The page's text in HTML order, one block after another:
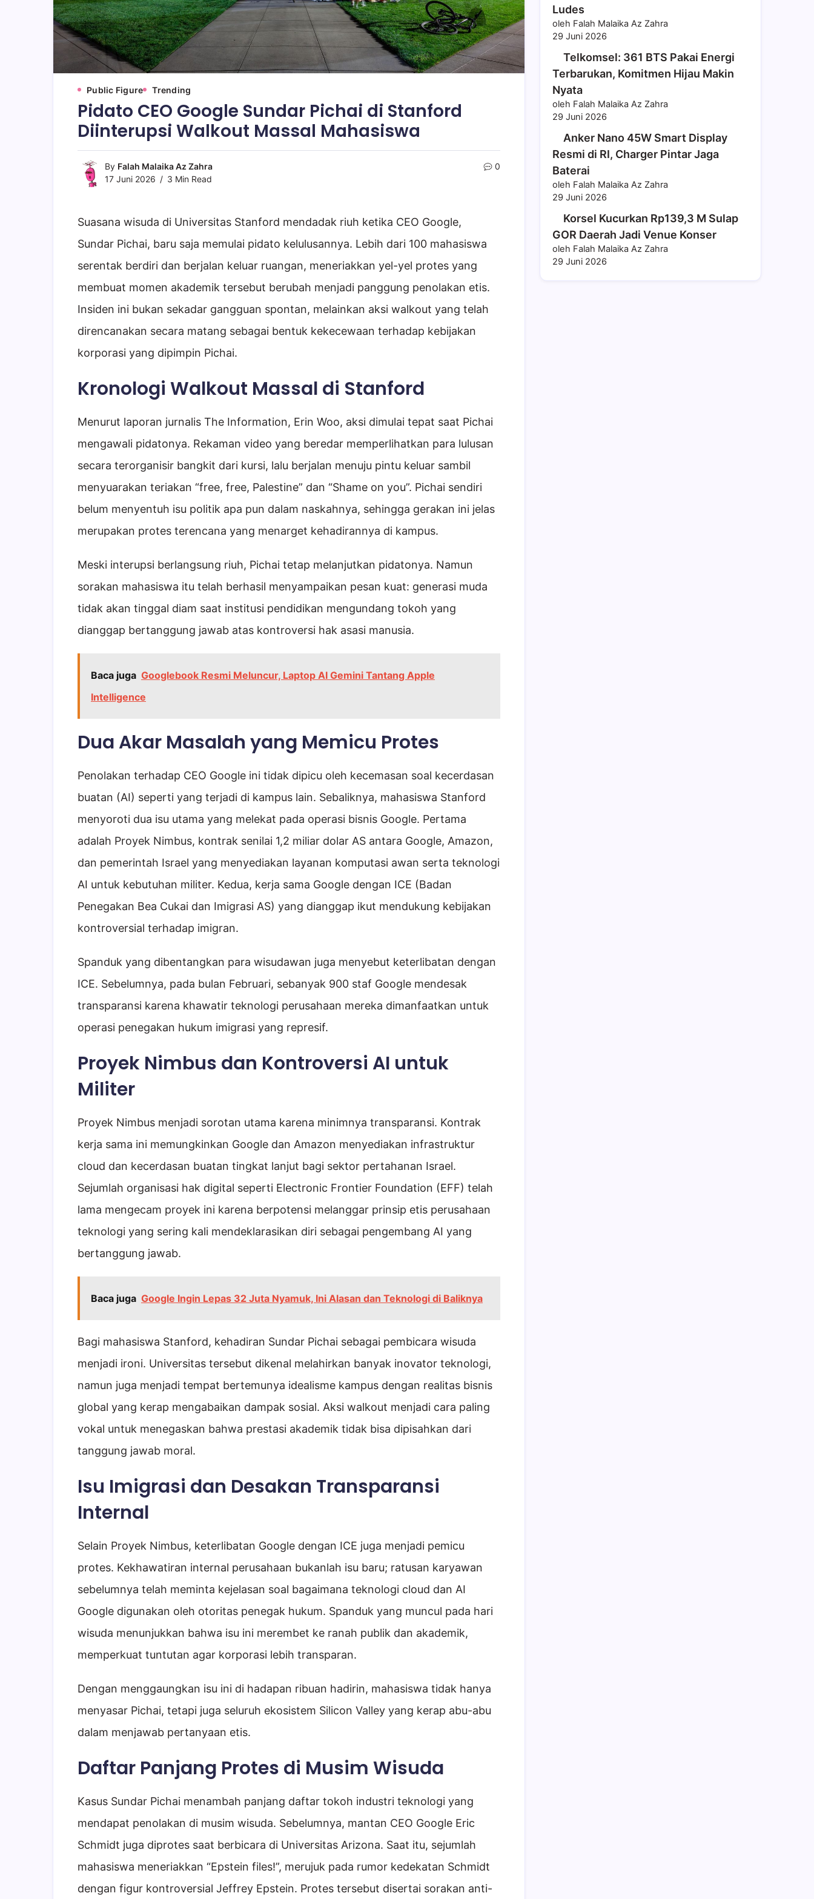
Public Figure Trending
Pidato CEO Google Sundar Pichai di Stanford
Diinterupsi Walkout Massal Mahasiswa
By Falah Malaika Az Zahra
17 Juni 2026
3 Min Read
0
Suasana wisuda di Universitas Stanford mendadak riuh ketika CEO Google,
Sundar Pichai, baru saja memulai pidato kelulusannya. Lebih dari 100 mahasiswa
serentak berdiri dan berjalan keluar ruangan, meneriakkan yel-yel protes yang
membuat momen akademik tersebut berubah menjadi panggung penolakan etis.
Insiden ini bukan sekadar gangguan spontan, melainkan aksi walkout yang telah
direncanakan secara matang sebagai bentuk kekecewaan terhadap kebijakan
korporasi yang dipimpin Pichai.
Kronologi Walkout Massal di Stanford
Menurut laporan jurnalis The Information, Erin Woo, aksi dimulai tepat saat Pichai
mengawali pidatonya. Rekaman video yang beredar memperlihatkan para lulusan
secara terorganisir bangkit dari kursi, lalu berjalan menuju pintu keluar sambil
menyuarakan teriakan “free, free, Palestine” dan “Shame on you”. Pichai sendiri
belum menyentuh isu politik apa pun dalam naskahnya, sehingga gerakan ini jelas
merupakan protes terencana yang menarget kehadirannya di kampus.
Meski interupsi berlangsung riuh, Pichai tetap melanjutkan pidatonya. Namun
sorakan mahasiswa itu telah berhasil menyampaikan pesan kuat: generasi muda
tidak akan tinggal diam saat institusi pendidikan mengundang tokoh yang
dianggap bertanggung jawab atas kontroversi hak asasi manusia.
Baca juga Googlebook Resmi Meluncur, Laptop AI Gemini Tantang Apple
Intelligence
Dua Akar Masalah yang Memicu Protes
Penolakan terhadap CEO Google ini tidak dipicu oleh kecemasan soal kecerdasan
buatan (AI) seperti yang terjadi di kampus lain. Sebaliknya, mahasiswa Stanford
menyoroti dua isu utama yang melekat pada operasi bisnis Google. Pertama
adalah Proyek Nimbus, kontrak senilai 1,2 miliar dolar AS antara Google, Amazon,
dan pemerintah Israel yang menyediakan layanan komputasi awan serta teknologi
AI untuk kebutuhan militer. Kedua, kerja sama Google dengan ICE (Badan
Penegakan Bea Cukai dan Imigrasi AS) yang dianggap ikut mendukung kebijakan
kontroversial terhadap imigran.
Spanduk yang dibentangkan para wisudawan juga menyebut keterlibatan dengan
ICE. Sebelumnya, pada bulan Februari, sebanyak 900 staf Google mendesak
transparansi karena khawatir teknologi perusahaan mereka dimanfaatkan untuk
operasi penegakan hukum imigrasi yang represif.
Proyek Nimbus dan Kontroversi AI untuk
Militer
Proyek Nimbus menjadi sorotan utama karena minimnya transparansi. Kontrak
kerja sama ini memungkinkan Google dan Amazon menyediakan infrastruktur
cloud dan kecerdasan buatan tingkat lanjut bagi sektor pertahanan Israel.
Sejumlah organisasi hak digital seperti Electronic Frontier Foundation (EFF) telah
lama mengecam proyek ini karena berpotensi melanggar prinsip etis perusahaan
teknologi yang sering kali mendeklarasikan diri sebagai pengembang AI yang
bertanggung jawab.
Baca juga Google Ingin Lepas 32 Juta Nyamuk, Ini Alasan dan Teknologi di Baliknya
Bagi mahasiswa Stanford, kehadiran Sundar Pichai sebagai pembicara wisuda
menjadi ironi. Universitas tersebut dikenal melahirkan banyak inovator teknologi,
namun juga menjadi tempat bertemunya idealisme kampus dengan realitas bisnis
global yang kerap mengabaikan dampak sosial. Aksi walkout menjadi cara paling
vokal untuk menegaskan bahwa prestasi akademik tidak bisa dipisahkan dari
tanggung jawab moral.
Isu Imigrasi dan Desakan Transparansi
Internal
Selain Proyek Nimbus, keterlibatan Google dengan ICE juga menjadi pemicu
protes. Kekhawatiran internal perusahaan bukanlah isu baru; ratusan karyawan
sebelumnya telah meminta kejelasan soal bagaimana teknologi cloud dan AI
Google digunakan oleh otoritas penegak hukum. Spanduk yang muncul pada hari
wisuda menunjukkan bahwa isu ini merembet ke ranah publik dan akademik,
memperkuat tuntutan agar korporasi lebih transparan.
Dengan menggaungkan isu ini di hadapan ribuan hadirin, mahasiswa tidak hanya
menyasar Pichai, tetapi juga seluruh ekosistem Silicon Valley yang kerap abu-abu
dalam menjawab pertanyaan etis.
Daftar Panjang Protes di Musim Wisuda
Kasus Sundar Pichai menambah panjang daftar tokoh industri teknologi yang
mendapat penolakan di musim wisuda. Sebelumnya, mantan CEO Google Eric
Schmidt juga diprotes saat berbicara di Universitas Arizona. Saat itu, sejumlah
mahasiswa meneriakkan “Epstein files!”, merujuk pada rumor kedekatan Schmidt
dengan figur kontroversial Jeffrey Epstein. Protes tersebut disertai sorakan anti-
Ludes
oleh Falah Malaika Az Zahra
29 Juni 2026
Telkomsel: 361 BTS Pakai Energi
Terbarukan, Komitmen Hijau Makin
Nyata
oleh Falah Malaika Az Zahra
29 Juni 2026
Anker Nano 45W Smart Display
Resmi di RI, Charger Pintar Jaga
Baterai
oleh Falah Malaika Az Zahra
29 Juni 2026
Korsel Kucurkan Rp139,3 M Sulap
GOR Daerah Jadi Venue Konser
oleh Falah Malaika Az Zahra
29 Juni 2026